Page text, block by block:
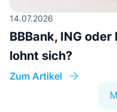
14.07.2026
BBBank, ING
lohnt sich?
Zum Artikel